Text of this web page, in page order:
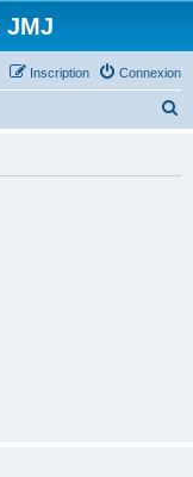
JMJ
Connexion
Inscription